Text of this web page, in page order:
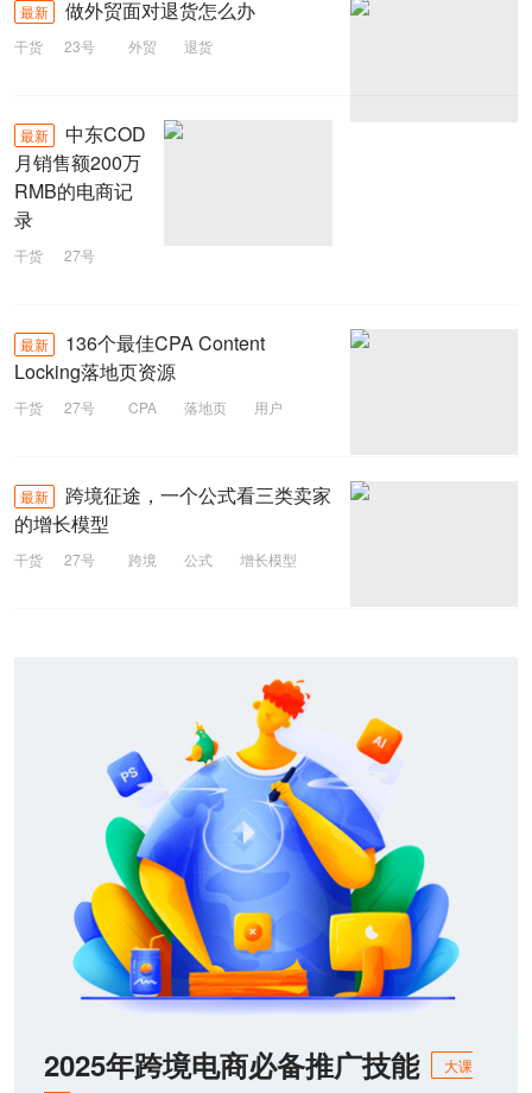
最新 做外贸面对退货怎么办
干货 23号 外贸 退货
最新
中东COD
月销售额200万
RMB的电商记
录
干货
27号
最新
136个最佳CPA Content
Locking落地页资源
干货 27号 CPA 落地页 用户
最新
跨境征途，一个公式看三类卖家
的增长模型
干货 27号 跨境 公式
增长模型
2025年跨境电商必备推广技能
大课